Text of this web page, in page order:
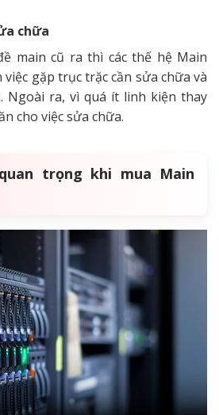
chữa
main cũ ra thì các thế hệ Main
việc gặp trục trặc cần sửa chữa và
Ngoài ra, vì quá ít linh kiện thay
cho việc sửa chữa.
trọng khi mua Main